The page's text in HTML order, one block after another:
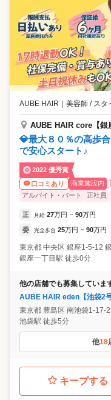
AUBE HAIR ｜ 美容師 / スタ
AUBE HAIR core【銀
💎最大８０％の高歩
で安心スタート♪
2022 優秀賞
口コミあり
商業施設内
アルバイト・パート
正社員
正 月給 27万円 ~ 90万円
委 完全歩合 25万円 ~ 90万円
東京都 中央区 銀座1-5-12
銀座一丁目駅 徒歩0分
他の店舗でも募集していま
AUBE HAIR eden【池袋2号
東京都 豊島区 南池袋1-17-
池袋駅 徒歩5分
他18
キープする